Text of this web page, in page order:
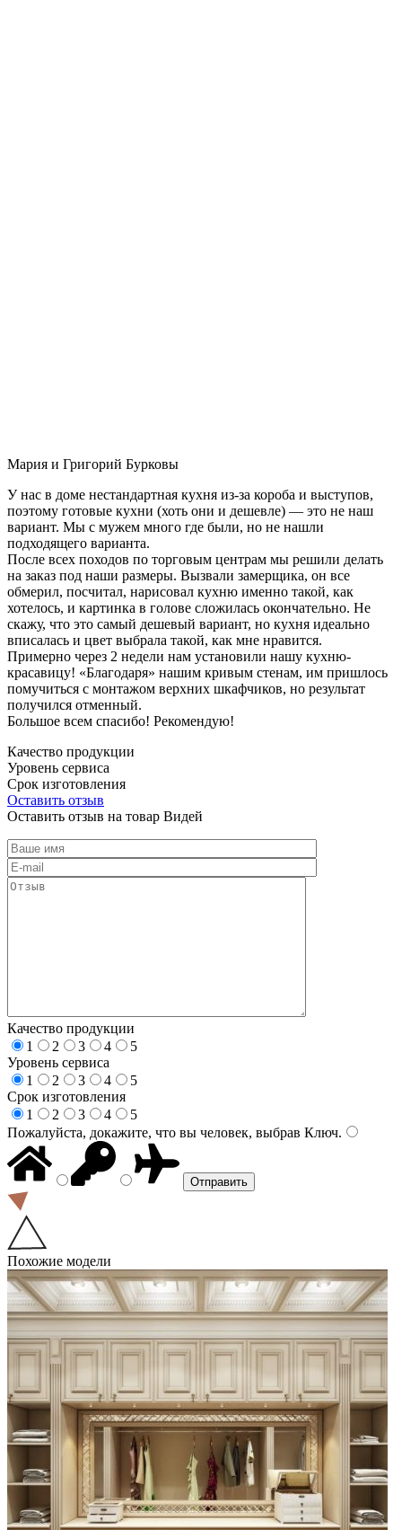
Мария и Григорий Бурковы
У нас в доме нестандартная кухня из-за короба и выступов,
поэтому готовые кухни (хоть они и дешевле) — это не наш
вариант. Мы с мужем много где были, но не нашли
подходящего варианта.
После всех походов по торговым центрам мы решили делать
на заказ под наши размеры. Вызвали замерщика, он все
обмерил, посчитал, нарисовал кухню именно такой, как
хотелось, и картинка в голове сложилась окончательно. Не
скажу, что это самый дешевый вариант, но кухня идеально
вписалась и цвет выбрала такой, как мне нравится.
Примерно через 2 недели нам установили нашу кухню-
красавицу! «Благодаря» нашим кривым стенам, им пришлось
помучиться с монтажом верхних шкафчиков, но результат
получился отменный.
Большое всем спасибо! Рекомендую!
Качество продукции
Уровень сервиса
Срок изготовления
Оставить отзыв
Оставить отзыв на товар Видей
Качество продукции
1
2 3 4
5
Уровень сервиса
1
2 3 4
5
Срок изготовления
1
2 3 4
5
Пожалуйста, докажите, что вы человек, выбрав Ключ.
Похожие модели